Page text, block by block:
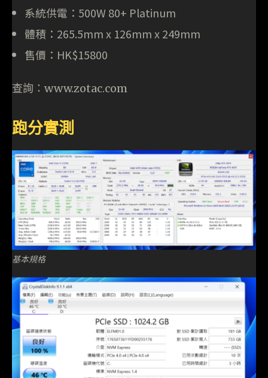
系統供電：500W 80+ Platinum
體積：265.5mm x 126mm x 249mm
售價：HK$15800
查詢：www.zotac.com
跑分實測
基本規格